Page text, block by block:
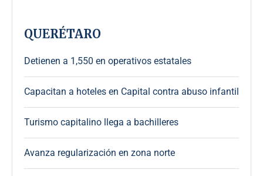
QUERÉTARO
Detienen a 1,550 en operativos estatales
Capacitan a hoteles en Capital contra abuso infantil
Turismo capitalino llega a bachilleres
Avanza regularización en zona norte